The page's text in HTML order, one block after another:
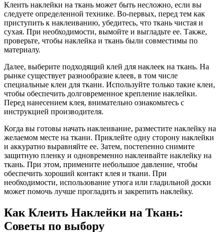
Клеить наклейки на ткань может быть несложно, если вы
следуете определенной технике. Во-первых, перед тем как
приступить к наклеиванию, убедитесь, что ткань чистая и
сухая. При необходимости, вымойте и выгладьте ее. Также,
проверьте, чтобы наклейка и ткань были совместимы по
материалу.
Далее, выберите подходящий клей для наклеек на ткань. На
рынке существует разнообразие клеев, в том числе
специальные клеи для ткани. Используйте только такие клеи,
чтобы обеспечить долговременное крепление наклейки.
Перед нанесением клея, внимательно ознакомьтесь с
инструкцией производителя.
Когда вы готовы начать наклеивание, разместите наклейку на
желаемом месте на ткани. Приклейте одну сторону наклейки
и аккуратно выравняйте ее. Затем, постепенно снимите
защитную пленку и одновременно наклеивайте наклейку на
ткань. При этом, примените небольшое давление, чтобы
обеспечить хороший контакт клея и ткани. При
необходимости, использование утюга или гладильной доски
может помочь лучше прогладить и закрепить наклейку.
Как Клеить Наклейки на Ткань:
Советы по выбору